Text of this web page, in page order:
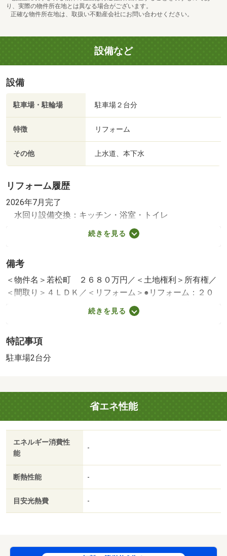
り、実際の物件所在地とは異なる場合がございます。
正確な物件所在地は、取扱い不動産会社にお問い合わせください。
設備など
設備
駐車場・駐輪場 駐車場２台分
特徴 リフォーム
その他 上水道、本下水
リフォーム履歴
2026年7月完了
水回り設備交換：キッチン・浴室・トイレ
内装リフォーム：壁・床
その他：エアコン設置。建具
続きを見る
備考
＜物件名＞若松町 ２６８０万円／＜土地権利＞所有権／
＜間取り＞４ＬＤＫ／＜リフォーム＞●リフォーム：２０
２６年７月完了（水回り設備交換：キッチン・浴室・トイ
レ、内装リフォーム：壁・床、その他：エアコン設置。建
＞《リフォーム物件》、駐車２台可・スーパー 徒歩１０
分以内・内装リフォーム・南向き・南側道路面す
続きを見る
特記事項
駐車場2台分
省エネ性能
エネルギー消費性
能
-
断熱性能 -
目安光熱費 -